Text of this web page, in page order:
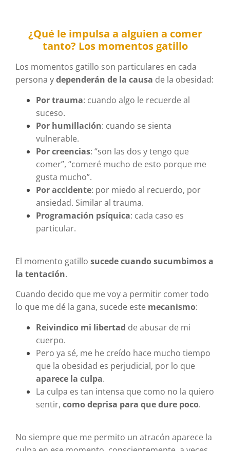
¿Qué le impulsa a alguien a comer
tanto? Los momentos gatillo
Los momentos gatillo son particulares en cada
persona ydependerán de la causa de la obesidad:
Por trauma: cuando algo le recuerde al
suceso.
Por humillación: cuando se sienta
vulnerable.
Por creencias: “son las dos y tengo que
comer”, “comeré mucho de esto porque me
gusta mucho”.
Por accidente: por miedo al recuerdo, por
ansiedad. Similar al trauma.
Programación psíquica: cada caso es
particular.
El momento gatillo sucede cuando sucumbimos a
la tentación.
Cuando decido que me voy a permitir comer todo
lo que me dé la gana, sucede este mecanismo:
Reivindico mi libertad de abusar de mi
cuerpo.
Pero ya sé, me he creído hace mucho tiempo
que la obesidad es perjudicial, por lo que
aparece la culpa.
La culpa es tan intensa que como no la quiero
sentir, como deprisa para que dure poco.
No siempre que me permito un atracón aparece la